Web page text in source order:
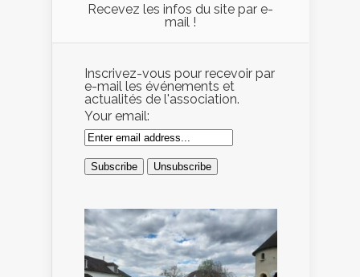
Recevez les infos du site par e-
mail !
Inscrivez-vous pour recevoir par
e-mail les événements et
actualités de l'association.
Your email: